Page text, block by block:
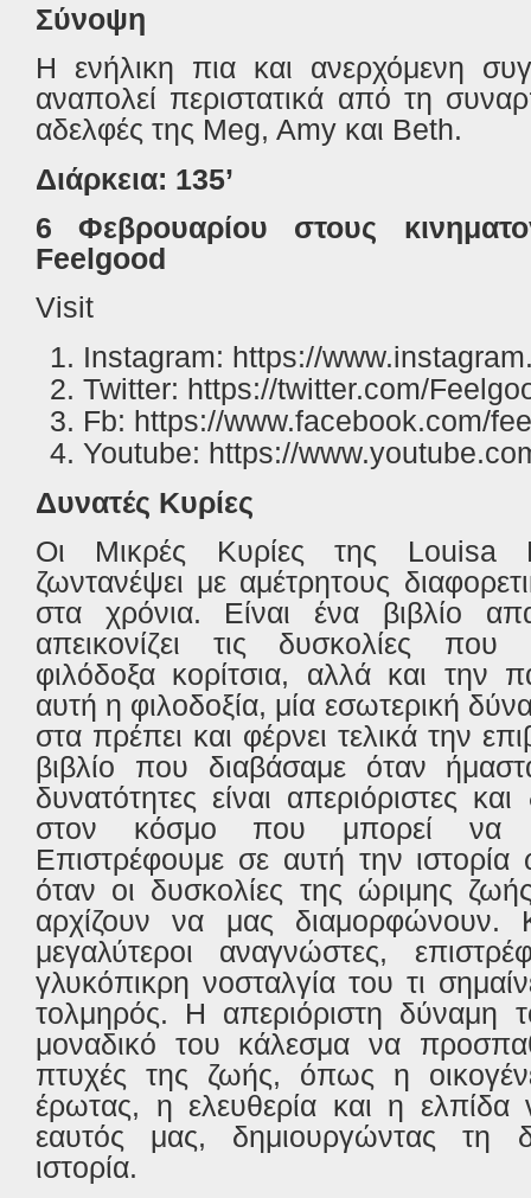
Σύνοψη
H
ενήλικη πια και ανερχόμενη
αναπολεί περιστατικά από τη
αδελφές της Meg, Amy και Beth.
Διάρκεια: 135’
6 Φεβρουαρίου στους
Feelgood
Visit
Instagram: https://
Twitter: https://twitter.com/
Fb: https://www.facebook.com/
Youtube: https://
Δυνατές Κυρίες
Οι Μικρές Κυρίες της Louisa
ζωντανέψει με αμέτρητους
στα χρόνια. Είναι ένα βιβλίο
απεικονίζει τις δυσκολίες που
φιλόδοξα κορίτσια, αλλά και την
αυτή η φιλοδοξία, μία εσωτερική
στα πρέπει και φέρνει τελικά την
βιβλίο που διαβάσαμε όταν
δυνατότητες είναι απεριόριστες
στον κόσμο που μπορεί να
Επιστρέφουμε σε αυτή την ιστορία
όταν οι δυσκολίες της ώριμης
αρχίζουν να μας διαμορφώνουν.
μεγαλύτεροι αναγνώστες,
γλυκόπικρη νοσταλγία του τι
τολμηρός. Η απεριόριστη δύναμη
μοναδικό του κάλεσμα να
πτυχές της ζωής, όπως η
έρωτας, η ελευθερία και η ελπίδα
εαυτός μας, δημιουργώντας τη
ιστορία.